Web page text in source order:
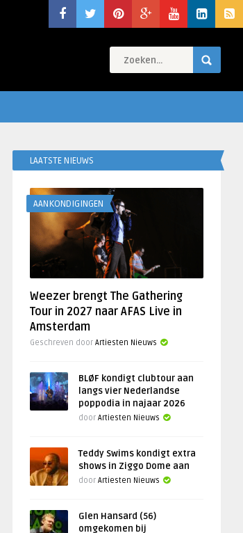
LAATSTE NIEUWS
AANKONDIGINGEN
Weezer brengt The Gathering
Tour in 2027 naar AFAS Live in
Amsterdam
Geschreven door Artiesten Nieuws
BLØF kondigt clubtour aan
langs vier Nederlandse
poppodia in najaar 2026
door Artiesten Nieuws
Teddy Swims kondigt extra
shows in Ziggo Dome aan
door Artiesten Nieuws
Glen Hansard (56)
omgekomen bij